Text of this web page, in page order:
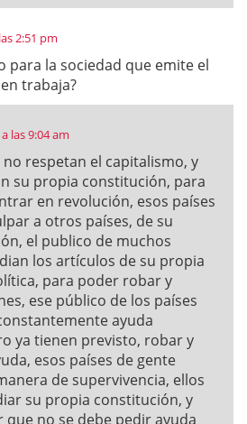
2:51 pm
para la sociedad que emite el
trabaja?
las 9:04 am
no respetan el capitalismo, y
su propia constitución, para
en revolución, esos países
a otros países, de su
el publico de muchos
los artículos de su propia
para poder robar y
ese público de los países
ayuda
ya tienen previsto, robar y
esos países de gente
de supervivencia, ellos
su propia constitución, y
que no se debe pedir ayuda